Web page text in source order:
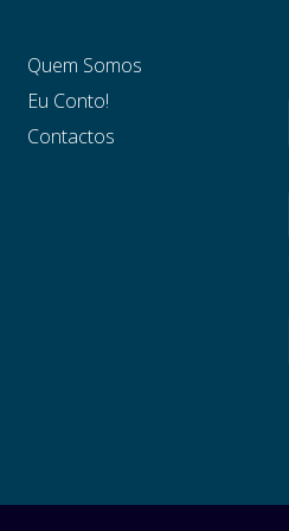
Quem Somos
Eu Conto!
Contactos